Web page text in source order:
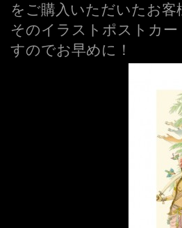
をご購入いただいたお客
そのイラストポストカ
すのでお早めに！